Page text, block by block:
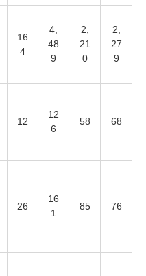
16
4
4,
48
9
2,
21
0
2,
27
9
12
12
6
58 68
26
16
1
85 76